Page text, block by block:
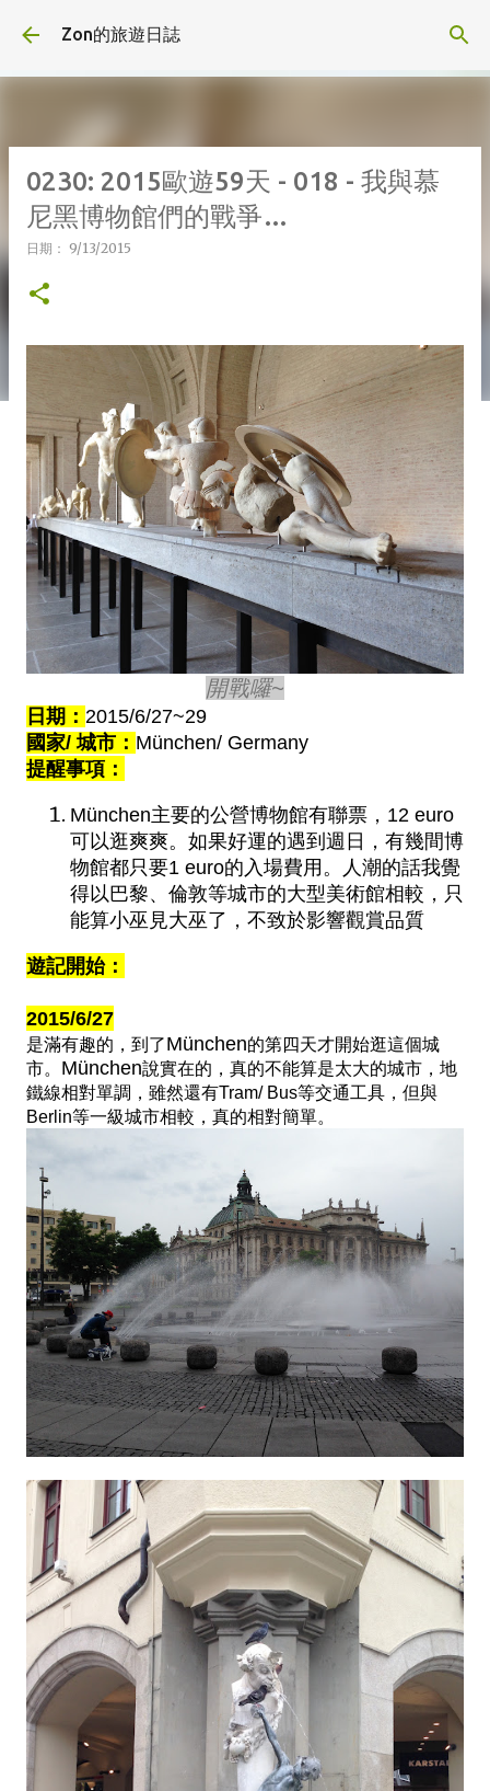
Zon的旅遊日誌
0230: 2015歐遊59天 - 018 - 我與慕
尼黑博物館們的戰爭…
日期： 9/13/2015
開戰囉~
日期： 2015/6/27~29
國家/ 城市： München/ Germany
提醒事項：
München主要的公營博物館有聯票，12 euro
可以逛爽爽。如果好運的遇到週日，有幾間博
物館都只要1 euro的入場費用。人潮的話我覺
得以巴黎、倫敦等城市的大型美術館相較，只
能算小巫見大巫了，不致於影響觀賞品質
遊記開始：
2015/6/27
是滿有趣的，到了München的第四天才開始逛這個城
市。 München說實在的，真的不能算是太大的城市，地
鐵線相對單調，雖然還有Tram/ Bus等交通工具，但與
Berlin等一級城市相較，真的相對簡單。